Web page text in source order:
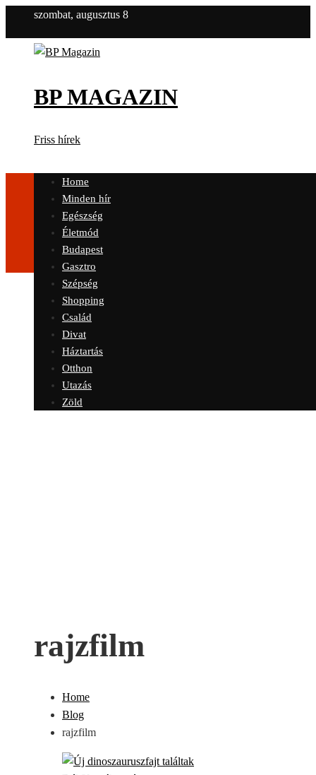
szombat, augusztus 8
BP MAGAZIN
Friss hírek
Home
Minden hír
Egészség
Életmód
Budapest
Gasztro
Szépség
Shopping
Család
Divat
Háztartás
Otthon
Utazás
Zöld
rajzfilm
Home
Blog
rajzfilm